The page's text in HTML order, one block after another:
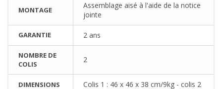
MONTAGE
Assemblage aisé à l'aide de la notice
jointe
GARANTIE 2 ans
NOMBRE DE
COLIS
2
DIMENSIONS
Colis 1 : 46 x 46 x 38 cm/9kg - colis 2